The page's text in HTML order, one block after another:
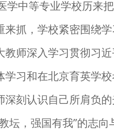
中等专业学校历来把
来抓，学校紧密围绕
教师深入学习贯彻习
学习和在北京育英学
深刻认识自己所肩负
坛，强国有我”的志